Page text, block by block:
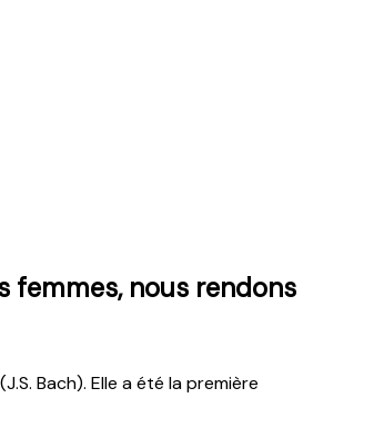
femmes, nous rendons
Bach). Elle a été la première